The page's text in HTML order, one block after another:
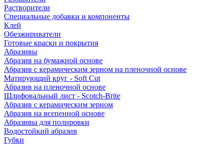
Растворители
Специальные добавки и компоненты
Клей
Обезжириватели
Готовые краски и покрытия
Абразивы
Абразив на бумажной основе
Абразив с керамическим зерном на пленочной основе
Матирующий круг - Soft Cut
Абразив на пленочной основе
Шлифовальный лист - Scotch-Brite
Абразив с керамическим зерном
Абразив на всепенной основе
Абразивы для полировки
Водостойкий абразив
Губки